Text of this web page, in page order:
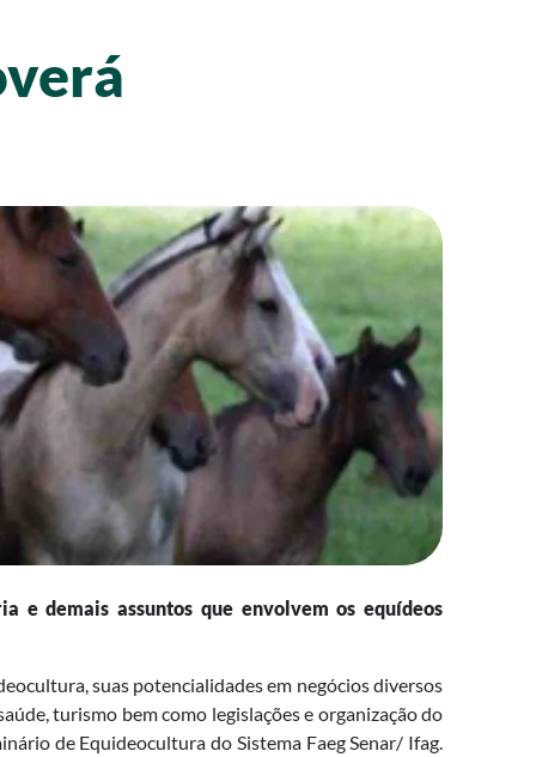
e demais assuntos que envolvem os equídeos
suas potencialidades em negócios diversos
turismo bem como legislações e organização do
de Equideocultura do Sistema Faeg Senar/ Ifag.